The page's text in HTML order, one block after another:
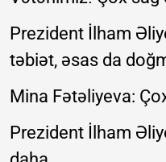
Prezident İlham
təbiət, əsas da
Mina Fətəliyeva:
Prezident İlham